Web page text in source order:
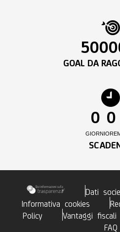
GOAL DA
0
GIORNI
0
ORE
Dati
Informativa cookies
Policy
Vantaggi fiscali
FAQ